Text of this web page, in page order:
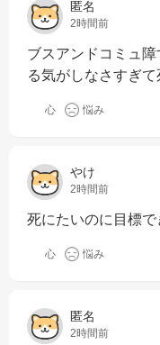
匿名
2時間前
ブスアンドコミュ
る気がしなさすぎて
心 悩み
やけ
2時間前
死にたいのに目標
心 悩み
匿名
2時間前